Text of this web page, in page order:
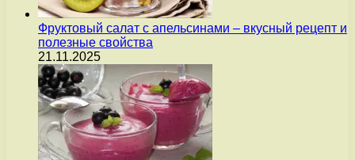
Фруктовый салат с апельсинами – вкусный рецепт и
полезные свойства
21.11.2025